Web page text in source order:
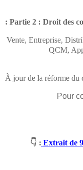
Partie 2 : Droit des
Vente, Entreprise,
QCM,
À jour de la réforme du
Pour
Extrait de
: 👇